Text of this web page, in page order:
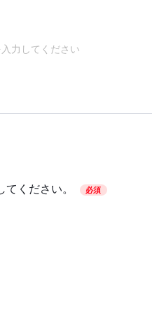
ください。 必須